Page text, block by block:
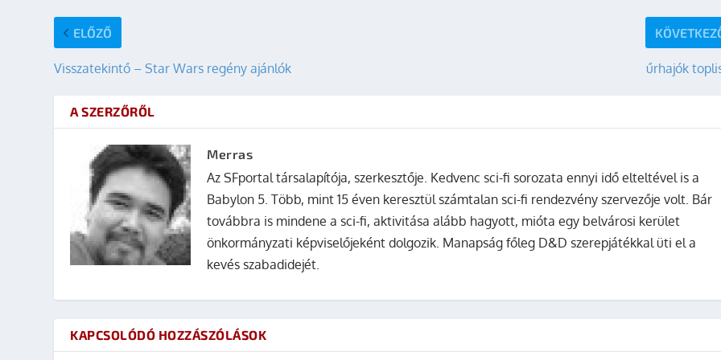
ELŐZŐ
Visszatekintő – Star Wars regény ajánlók űrhajók
A SZERZŐRŐL
Merras
Az SFportal társalapítója, szerkesztője. Kedvenc sci-fi sorozata ennyi idő elteltével is a
Babylon 5. Több, mint 15 éven keresztül számtalan sci-fi rendezvény szervezője volt. Bár
továbbra is mindene a sci-fi, aktivitása alább hagyott, mióta egy belvárosi kerület
önkormányzati képviselőjeként dolgozik. Manapság főleg D&D szerepjátékkal üti el a
kevés szabadidejét.
KAPCSOLÓDÓ HOZZÁSZÓLÁSOK